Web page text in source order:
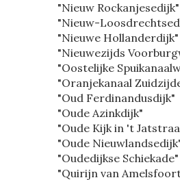
"Nieuw Rockanjesedijk"
"Nieuw-
"Nieuwe Hollanderdijk"
"Nieuwezijds
"Oostelijke
"Oranjekanaal
"Oud Ferdinandusdijk"
"Oude Azinkdijk"
"Oude Kijk in 't
"Oude
"Oudedijkse Schiekade"
"Quirijn van